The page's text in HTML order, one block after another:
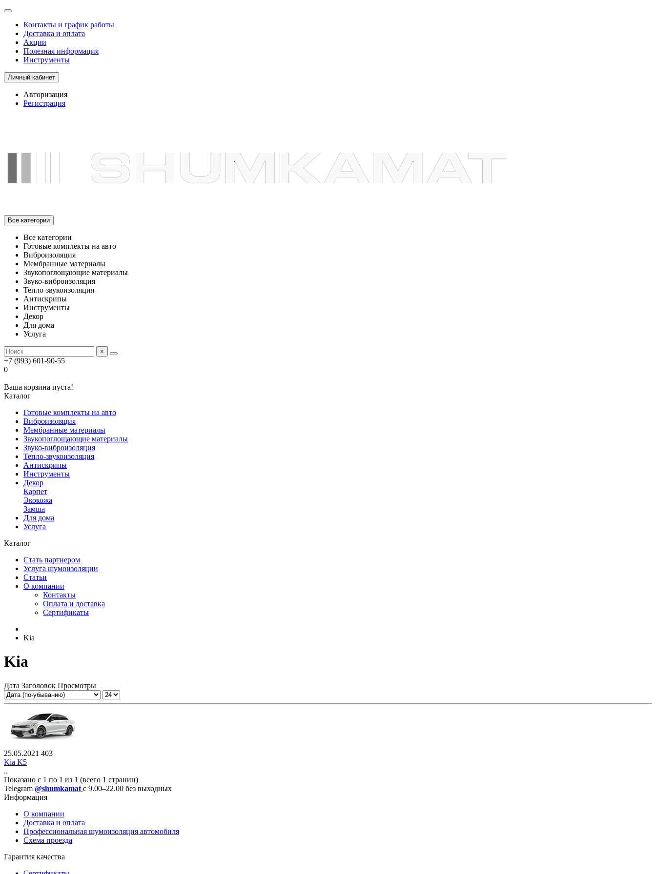
Контакты и график работы
Доставка и оплата
Акции
Полезная информация
Инструменты
Личный кабинет
Авторизация
Регистрация
Все категории
Все категории
Готовые комплекты на авто
Виброизоляция
Мембранные материалы
Звукопоглощающие материалы
Звуко-виброизоляция
Тепло-звукоизоляция
Антискрипы
Инструменты
Декор
Для дома
Услуга
×
+7 (993) 601-90-55
0
Ваша корзина пуста!
Каталог
Готовые комплекты на авто
Виброизоляция
Мембранные материалы
Звукопоглощающие материалы
Звуко-виброизоляция
Тепло-звукоизоляция
Антискрипы
Инструменты
Декор
Карпет
Экокожа
Замша
Для дома
Услуга
Каталог
Стать партнером
Услуга шумоизоляции
Статьи
О компании
Контакты
Оплата и доставка
Сертификаты
Kia
Kia
Дата Заголовок Просмотры
25.05.2021 403
Kia K5
..
Показано с 1 по 1 из 1 (всего 1 страниц)
Telegram @shumkamat с 9.00–22.00 без выходных
Информация
О компании
Доставка и оплата
Профессиональная шумоизоляция автомобиля
Схема проезда
Гарантия качества